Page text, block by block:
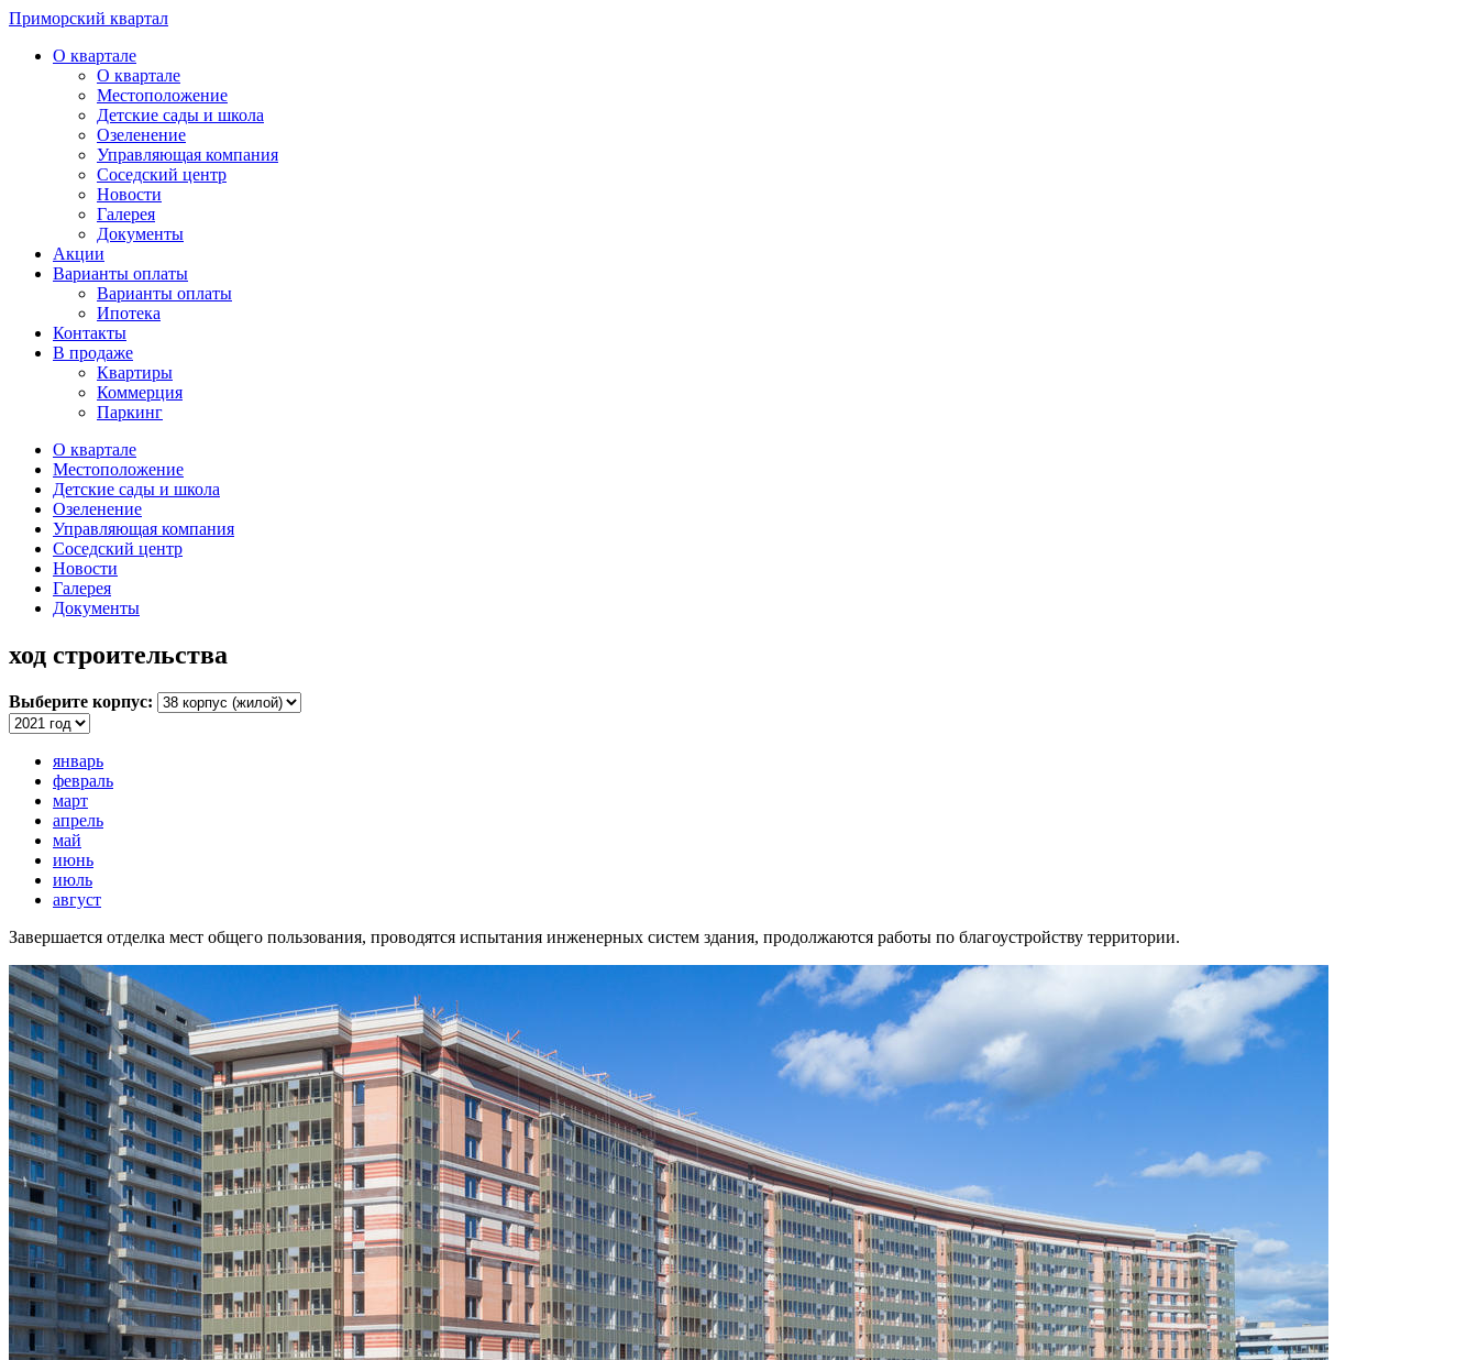
Приморский квартал
О квартале
О квартале
Местоположение
Детские сады и школа
Озеленение
Управляющая компания
Соседский центр
Новости
Галерея
Документы
Акции
Варианты оплаты
Варианты оплаты
Ипотека
Контакты
В продаже
Квартиры
Коммерция
Паркинг
О квартале
Местоположение
Детские сады и школа
Озеленение
Управляющая компания
Соседский центр
Новости
Галерея
Документы
ход строительства
Выберите корпус:
январь
февраль
март
апрель
май
июнь
июль
август
Завершается отделка мест общего пользования, проводятся испытания инженерных систем здания, продолжаются работы по благоустройству территории.